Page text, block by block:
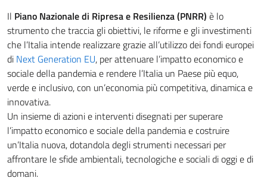
Il Piano Nazionale di Ripresa e Resilienza (PNRR) è lo
strumento che traccia gli obiettivi, le riforme e gli investimenti
che l’Italia intende realizzare grazie all’utilizzo dei fondi europei
di Next Generation EU, per attenuare l’impatto economico e
sociale della pandemia e rendere l’Italia un Paese più equo,
verde e inclusivo, con un’economia più competitiva, dinamica e
innovativa.
Un insieme di azioni e interventi disegnati per superare
l’impatto economico e sociale della pandemia e costruire
un’Italia nuova, dotandola degli strumenti necessari per
affrontare le sfide ambientali, tecnologiche e sociali di oggi e di
domani.